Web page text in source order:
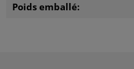
Poids emballé: